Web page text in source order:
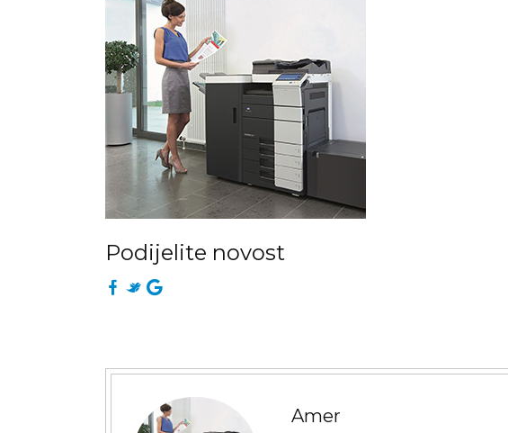
Podijelite novost
Amer